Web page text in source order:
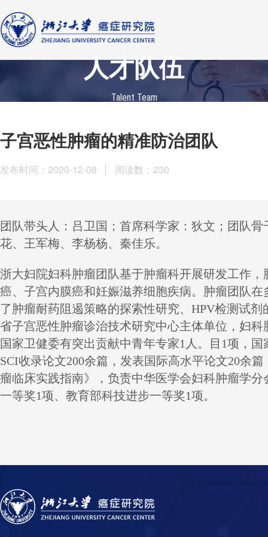
人才队伍
Talent Team
子宫恶性肿瘤的精准防治团队
发布时间：2020-12-08 阅读数： 230
团队带头人： 吕卫国； 首席科学家： 狄文； 团队骨
花、 王军梅、 李杨杨、 秦佳乐。
浙大妇院妇科肿瘤团队基于肿瘤科开展研发工作，
癌、子宫内膜癌和妊娠滋养细胞疾病。肿瘤团队
了肿瘤耐药阻遏策略的探索性研究、 HPV检测试剂
省子宫恶性肿瘤诊治技术研究中心主体单位，妇
国家卫健委有突出贡献中青年专家1 人 。目 1项，国
SCI收录论文200余篇，发表国际高水平论文20余篇
瘤临床实践指南》，负责中华医学会妇科肿瘤学
一等奖1项、教育部科技进步一等奖1项。